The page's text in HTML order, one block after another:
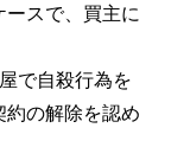
スで、買主に
で自殺行為を
の解除を認め